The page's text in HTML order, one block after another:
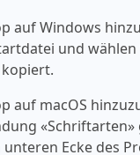
auf Windows
und wählen
auf macOS
Ecke des